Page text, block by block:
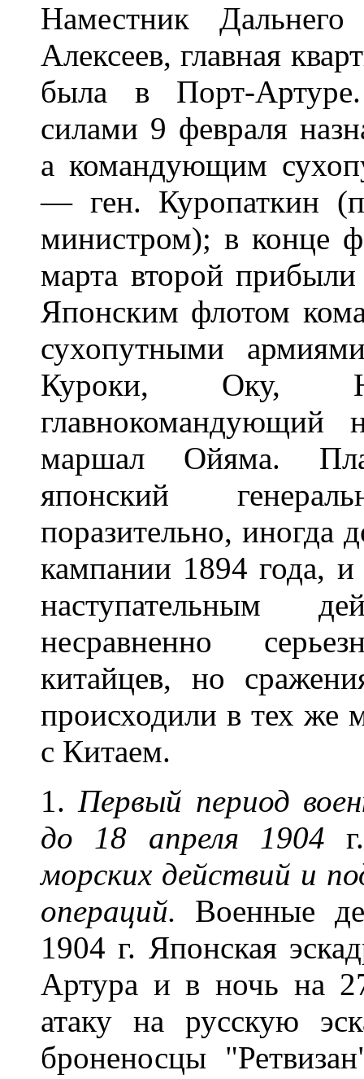
Наместник Дальнего
Алексеев, главная
была в Порт-
силами 9 февраля
а командующим
— ген. Куропаткин
министром); в конце
марта второй
Японским флотом
сухопутными
Куроки, Оку,
маршал Ойяма.
японский
поразительно, иногда
кампании 1894 года, и
наступательным
несравненно
китайцев, но
происходили в тех же
с Китаем.
1.Первый период
до 18 апреля 1904
морских действий и
операций. Военные
1904 г. Японская
Артура и в ночь на
атаку на русскую
броненосцы